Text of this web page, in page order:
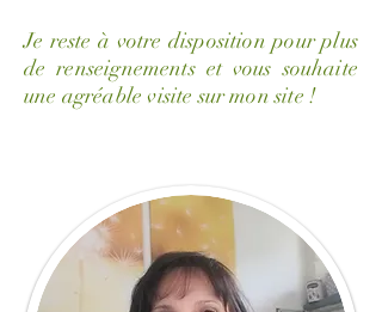
Je reste à votre disposition pour plus
de renseignements et vous souhaite
une agréable visite sur mon site !